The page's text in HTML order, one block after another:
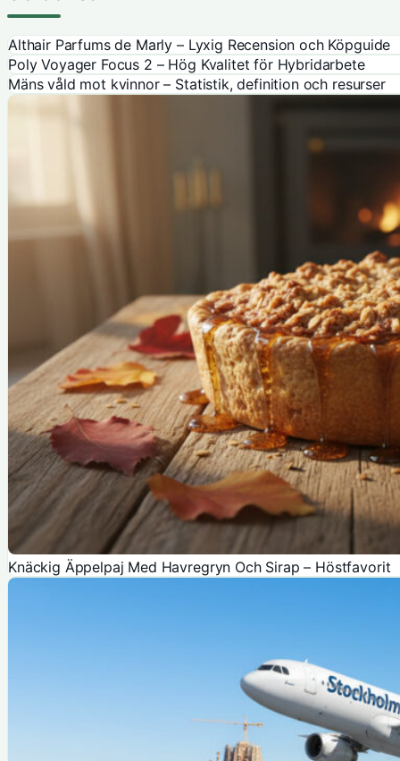
Althair Parfums de Marly – Lyxig Recension och Köpguide
Poly Voyager Focus 2 – Hög Kvalitet för Hybridarbete
Mäns våld mot kvinnor – Statistik, definition och resurser
Knäckig Äppelpaj Med Havregryn Och Sirap – Höstfavorit